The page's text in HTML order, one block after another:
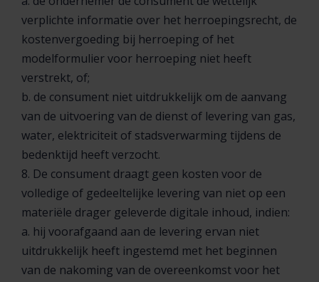
verplichte informatie over het herroepingsrecht, de
kostenvergoeding bij herroeping of het
modelformulier voor herroeping niet heeft
verstrekt, of;
b. de consument niet uitdrukkelijk om de aanvang
van de uitvoering van de dienst of levering van gas,
water, elektriciteit of stadsverwarming tijdens de
bedenktijd heeft verzocht.
8. De consument draagt geen kosten voor de
volledige of gedeeltelijke levering van niet op een
materiële drager geleverde digitale inhoud, indien:
a. hij voorafgaand aan de levering ervan niet
uitdrukkelijk heeft ingestemd met het beginnen
van de nakoming van de overeenkomst voor het